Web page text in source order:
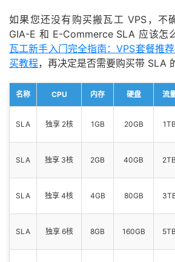
如果您还没有购买搬瓦工 VPS，不
GIA-E 和 E-Commerce SLA 应该怎
瓦工新手入门完全指南：VPS套餐推
买教程，再决定是否需要购买带 SLA
名称 CPU 内存 硬盘 流
SLA 独享 2核 1GB 20GB 1TB
SLA 独享 3核 2GB 40GB 2TB
SLA 独享 4核 4GB 80GB
SLA 独享 6核 8GB 160GB 5TB